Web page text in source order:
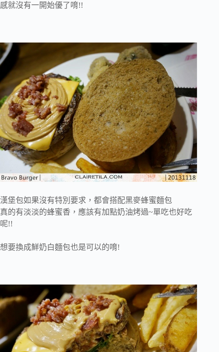
感就沒有一開始優了唷!!
漢堡包如果沒有特別要求，都會搭配黑麥蜂蜜麵包
真的有淡淡的蜂蜜香，應該有加點奶油烤過~單吃也好吃
呢!!
想要換成鮮奶白麵包也是可以的唷!